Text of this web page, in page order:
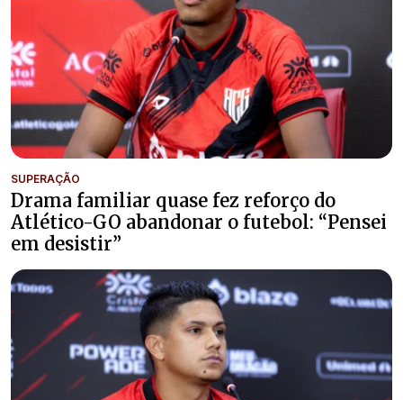
SUPERAÇÃO
Drama familiar quase fez reforço do
Atlético-GO abandonar o futebol: “Pensei
em desistir”